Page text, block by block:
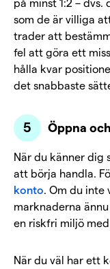
på minst 1:2 –
som de är villiga
trader att
fel att göra ett
hålla kvar
det snabbaste
Öppna
När du känner dig
att börja handla.
konto. Om du inte
marknaderna
en riskfri miljö
När du väl har ett